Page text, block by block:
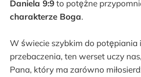
Daniela 9:9to potężne
charakterze Boga.
W świecie szybkim do potępiania
przebaczenia, ten werset uczy
Pana, który ma zarówno